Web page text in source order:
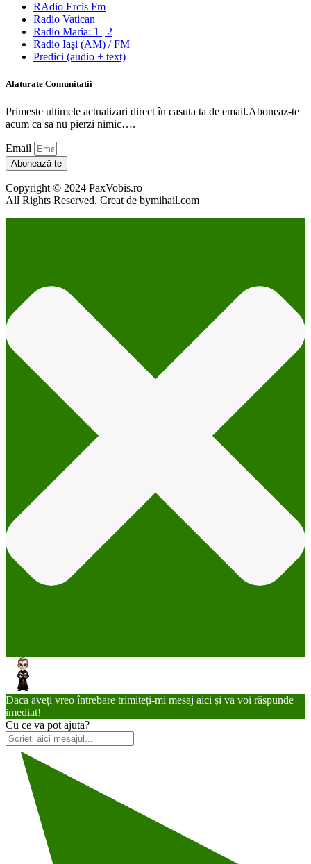
RAdio Ercis Fm
Radio Vatican
Radio Maria: 1 | 2
Radio Iaşi (AM) / FM
Predici (audio + text)
Alaturate Comunitatii
Primeste ultimele actualizari direct în casuta ta de email.Aboneaz-te
acum ca sa nu pierzi nimic….
Email
Abonează-te
Copyright © 2024 PaxVobis.ro
All Rights Reserved. Creat de bymihail.com
Daca aveți vreo întrebare trimiteți-mi mesaj aici și va voi răspunde
imediat!
Cu ce va pot ajuta?